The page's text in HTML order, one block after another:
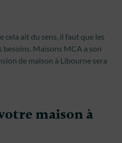
ait du sens, il faut que les
Maisons MCA a son
de maison à Libourne sera
maison à